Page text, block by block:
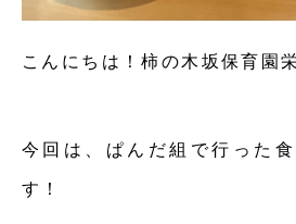
こんにちは！柿の木坂保育園
今回は、ぱんだ組で行った
す！